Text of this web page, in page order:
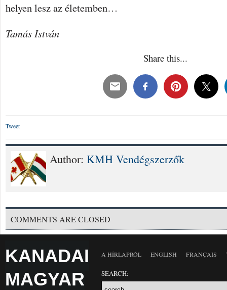
helyen lesz az életemben…
Tamás István
Share this...
Tweet
Author: KMH Vendégszerzők
COMMENTS ARE CLOSED
KANADAI
MAGYAR
A HÍRLAPRÓL ENGLISH FRANÇAIS
SEARCH: